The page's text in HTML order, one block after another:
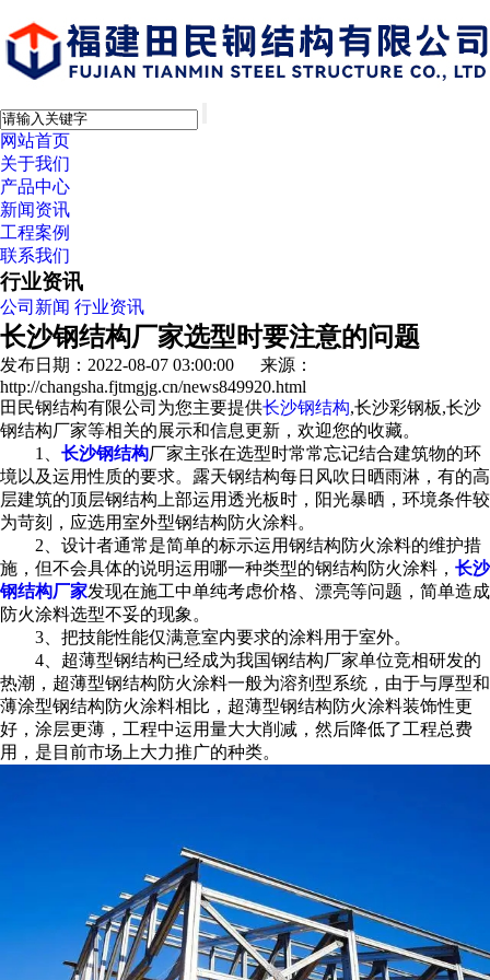
网站首页
关于我们
产品中心
新闻资讯
工程案例
联系我们
行业资讯
公司新闻 行业资讯
长沙钢结构厂家选型时要注意的问题
发布日期：2022-08-07 03:00:00 来源：
http://changsha.fjtmgjg.cn/news849920.html
田民钢结构有限公司为您主要提供长沙钢结构,长沙彩钢板,长沙
钢结构厂家等相关的展示和信息更新，欢迎您的收藏。
1、 长沙钢结构厂家主张在选型时常常忘记结合建筑物的环
境以及运用性质的要求。露天钢结构每日风吹日晒雨淋，有的高
层建筑的顶层钢结构上部运用透光板时，阳光暴晒，环境条件较
为苛刻，应选用室外型钢结构防火涂料。
2、设计者通常是简单的标示运用钢结构防火涂料的维护措
施，但不会具体的说明运用哪一种类型的钢结构防火涂料， 长沙
钢结构厂家发现在施工中单纯考虑价格、漂亮等问题，简单造成
防火涂料选型不妥的现象。
3、把技能性能仅满意室内要求的涂料用于室外。
4、超薄型钢结构已经成为我国钢结构厂家单位竞相研发的
热潮，超薄型钢结构防火涂料一般为溶剂型系统，由于与厚型和
薄涂型钢结构防火涂料相比，超薄型钢结构防火涂料装饰性更
好，涂层更薄，工程中运用量大大削减，然后降低了工程总费
用，是目前市场上大力推广的种类。